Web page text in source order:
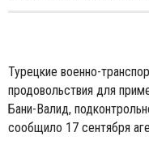
Турецкие военно-
продовольствия для
Бани-Валид,
сообщило 17 сентября